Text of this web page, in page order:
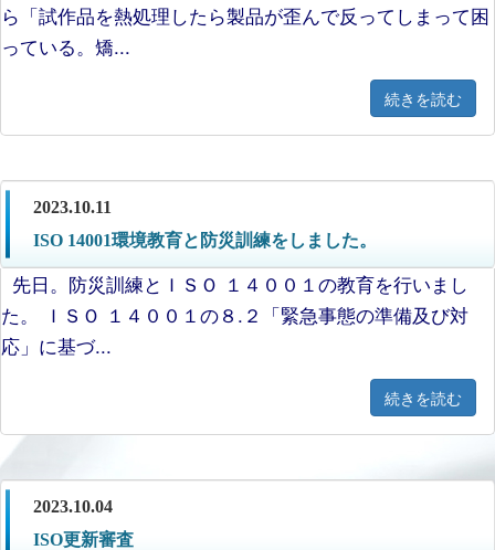
ら「試作品を熱処理したら製品が歪んで反ってしまって困
っている。矯...
続きを読む
2023.10.11
ISO 14001環境教育と防災訓練をしました。
先日。防災訓練とＩＳＯ １４００１の教育を行いまし
た。 ＩＳＯ １４００１の８.２「緊急事態の準備及び対
応」に基づ...
続きを読む
2023.10.04
ISO更新審査